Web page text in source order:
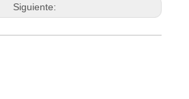
Siguiente: